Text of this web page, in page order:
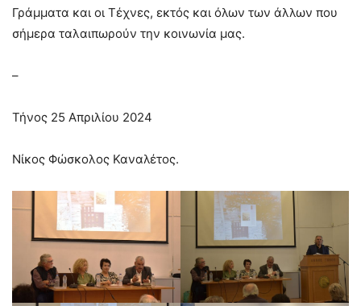
Γράμματα και οι Τέχνες, εκτός και όλων των άλλων που
σήμερα ταλαιπωρούν την κοινωνία μας.
–
Τήνος 25 Απριλίου 2024
Νίκος Φώσκολος Καναλέτος.